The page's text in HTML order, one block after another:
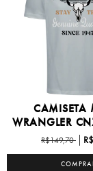
CAMISETA
WRANGLER
RED -
R$149,70